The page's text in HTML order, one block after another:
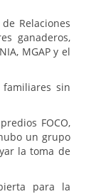
Relaciones
ganaderos,
MGAP y el
sin
FOCO,
un grupo
la toma de
para la